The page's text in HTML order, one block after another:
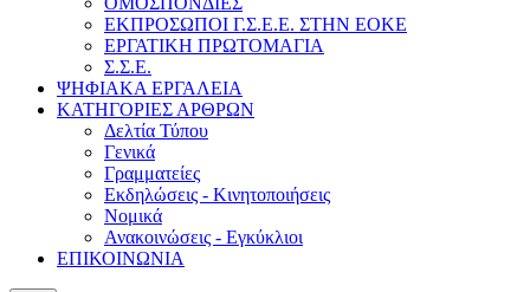
ΕΚΠΡΟΣΩΠΟΙ Γ.Σ.Ε.Ε. ΣΤΗΝ ΕΟΚΕ
ΕΡΓΑΤΙΚΗ ΠΡΩΤΟΜΑΓΙΑ
Σ.Σ.Ε.
ΨΗΦΙΑΚΑ ΕΡΓΑΛΕΙΑ
ΚΑΤΗΓΟΡΙΕΣ ΑΡΘΡΩΝ
Δελτία Τύπου
Γενικά
Γραμματείες
Εκδηλώσεις - Κινητοποιήσεις
Νομικά
Ανακοινώσεις - Εγκύκλιοι
ΕΠΙΚΟΙΝΩΝΙΑ